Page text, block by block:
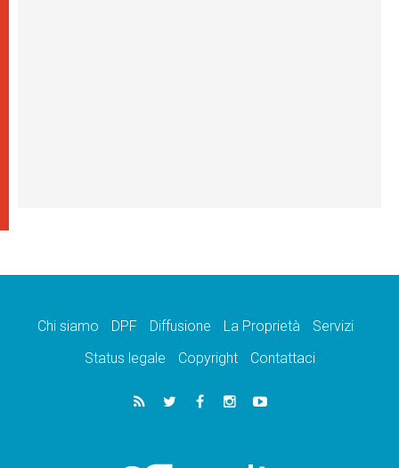
Chi siamo DPF Diffusione La Proprietà
Servizi
Status legale
Copyright Contattaci